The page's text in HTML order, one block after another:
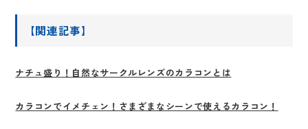
【関連記事】
ナチュ盛り！自然なサークルレンズのカラコンとは
カラコンでイメチェン！さまざまなシーンで使えるカラコン！